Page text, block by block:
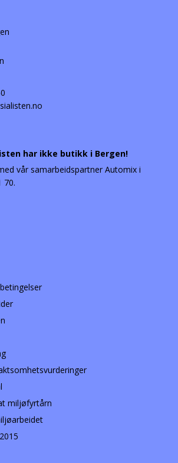
har ikke butikk i Bergen!
vår samarbeidspartner Automix i
70.
miljøfyrtårn